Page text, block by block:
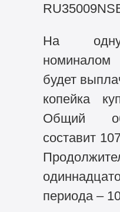
На одну
номиналом
будет
копейка
Общий
составит
периода –